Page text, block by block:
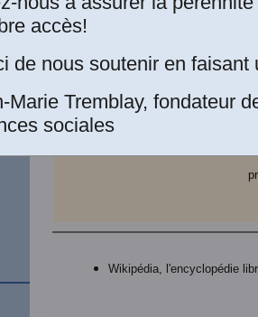
Wikipédia, l'encyclopédie
accès!
de nous soutenir en faisant
Marie Tremblay, fondateur
sociales